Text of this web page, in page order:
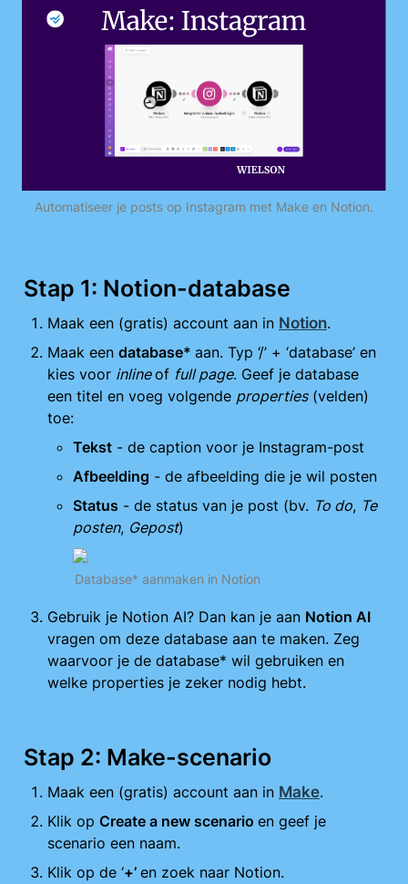
Automatiseer je posts op Instagram met Make en Notion.
Stap 1: Notion-database
Maak een (gratis) account aan in Notion.
Maak een database* aan. Typ ‘/’ + ‘database’ en
kies voor inline of full page. Geef je database
een titel en voeg volgende properties (velden)
toe:
Tekst - de caption voor je Instagram-post
Afbeelding - de afbeelding die je wil posten
Status - de status van je post (bv. To do, Te
posten, Gepost)
Database* aanmaken in Notion
Gebruik je Notion AI? Dan kan je aan
vragen om deze database aan te maken. Zeg
waarvoor je de database* wil gebruiken en
welke properties je zeker nodig hebt.
Stap 2: Make-scenario
Maak een (gratis) account aan in Make.
Klik op Create a new scenario en geef je
scenario een naam.
Klik op de ‘+’ en zoek naar Notion.